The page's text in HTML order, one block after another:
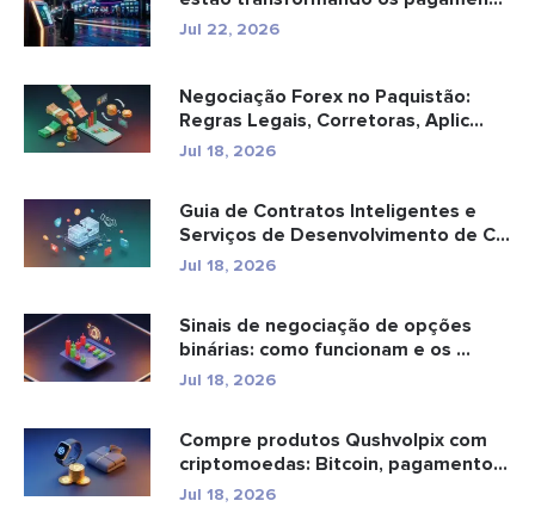
Jul 22, 2026
Negociação Forex no Paquistão:
Regras Legais, Corretoras, Aplic...
Jul 18, 2026
Guia de Contratos Inteligentes e
Serviços de Desenvolvimento de C...
Jul 18, 2026
Sinais de negociação de opções
binárias: como funcionam e os ...
Jul 18, 2026
Compre produtos Qushvolpix com
criptomoedas: Bitcoin, pagamentos
e...
Jul 18, 2026